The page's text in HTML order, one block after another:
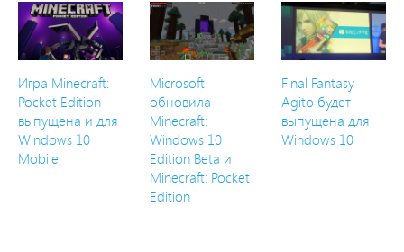
Игра Minecraft:
Pocket Edition
выпущена и для
Windows 10
Mobile
Microsoft
обновила
Minecraft:
Windows 10
Edition Beta и
Minecraft: Pocket
Edition
Final Fantasy
Agito будет
выпущена для
Windows 10